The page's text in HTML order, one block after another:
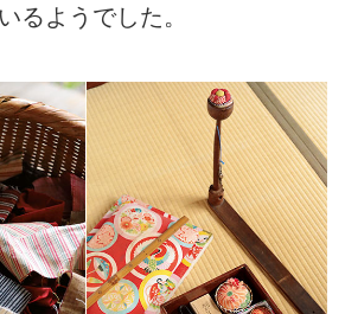
るようでした。